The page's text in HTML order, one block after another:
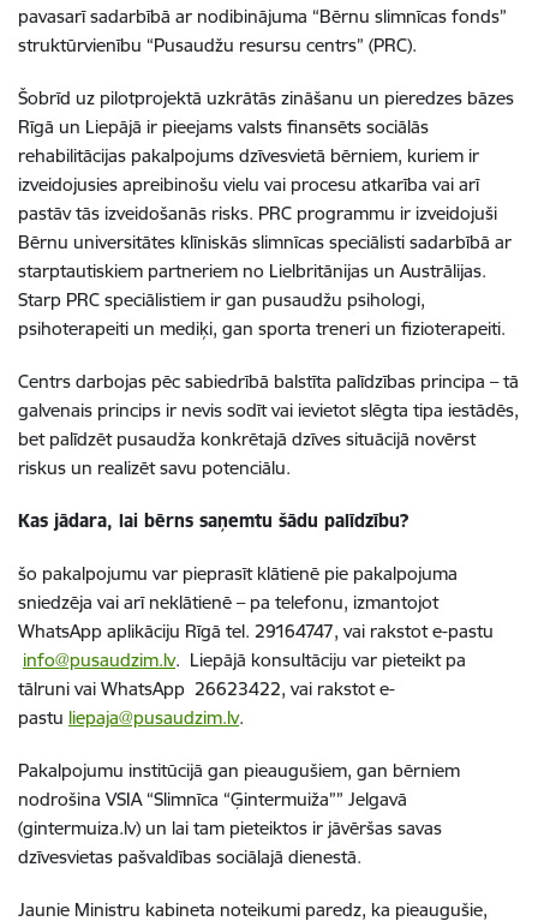
pavasarī sadarbībā ar nodibinājuma “Bērnu slimnīcas fonds”
struktūrvienību “Pusaudžu resursu centrs” (PRC).
Šobrīd uz pilotprojektā uzkrātās zināšanu un pieredzes bāzes
Rīgā un Liepājā ir pieejams valsts finansēts sociālās
rehabilitācijas pakalpojums dzīvesvietā bērniem, kuriem ir
izveidojusies apreibinošu vielu vai procesu atkarība vai arī
pastāv tās izveidošanās risks. PRC programmu ir izveidojuši
Bērnu universitātes klīniskās slimnīcas speciālisti sadarbībā ar
starptautiskiem partneriem no Lielbritānijas un Austrālijas.
Starp PRC speciālistiem ir gan pusaudžu psihologi,
psihoterapeiti un mediķi, gan sporta treneri un fizioterapeiti.
Centrs darbojas pēc sabiedrībā balstīta palīdzības principa – tā
galvenais princips ir nevis sodīt vai ievietot slēgta tipa iestādēs,
bet palīdzēt pusaudža konkrētajā dzīves situācijā novērst
riskus un realizēt savu potenciālu.
Kas jādara, lai bērns saņemtu šādu palīdzību?
šo pakalpojumu var pieprasīt klātienē pie pakalpojuma
sniedzēja vai arī neklātienē – pa telefonu, izmantojot
WhatsApp aplikāciju Rīgā tel. 29164747, vai rakstot e-pastu
info@pusaudzim.lv. Liepājā konsultāciju var pieteikt pa
tālruni vai WhatsApp 26623422, vai rakstot e-
pastu liepaja@pusaudzim.lv.
Pakalpojumu institūcijā gan pieaugušiem, gan bērniem
nodrošina VSIA “Slimnīca “Ģintermuiža”” Jelgavā
(gintermuiza.lv) un lai tam pieteiktos ir jāvēršas savas
dzīvesvietas pašvaldības sociālajā dienestā.
Jaunie Ministru kabineta noteikumi paredz, ka pieaugušie,